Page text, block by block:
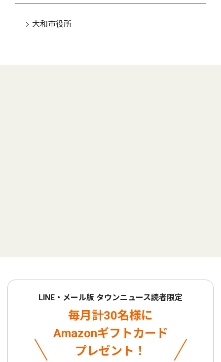
大和市役所
LINE・メール版 タウンニュース読者限定
毎月計30名様に
Amazonギフトカード
プレゼント！